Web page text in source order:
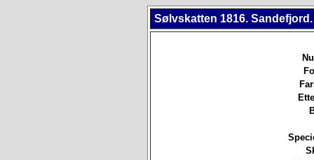
Sølvskatten 1816. Sandefjord.